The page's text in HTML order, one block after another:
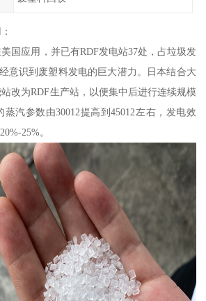
国应用，并已有RDF发电站37处，占垃圾发
意识到废塑料发电的巨大潜力。日本结合大
改为RDF生产站，以便集中后进行连续规模
汽参数由30012提高到45012左右，发电效
25%。